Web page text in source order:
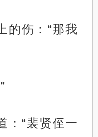
的伤：“那我
：“裴贤侄一